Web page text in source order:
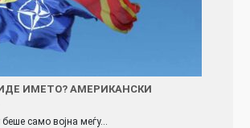
ИМЕТО? АМЕРИКАНСКИ
беше само војна меѓу…